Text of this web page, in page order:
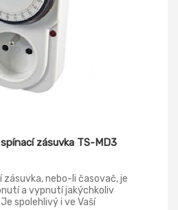
zásuvka TS-MD3
nebo-li časovač, je
a vypnutí jakýchkoliv
spolehlivý i ve Vaší